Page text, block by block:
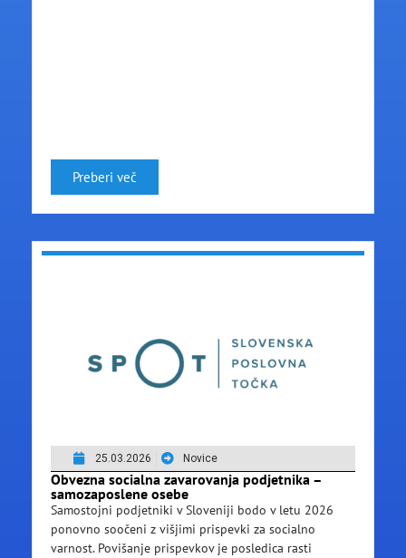
Preberi več
25.03.2026 Novice
Obvezna socialna zavarovanja podjetnika –
samozaposlene osebe
Samostojni podjetniki v Sloveniji bodo v letu 2026
ponovno soočeni z višjimi prispevki za socialno
varnost. Povišanje prispevkov je posledica rasti